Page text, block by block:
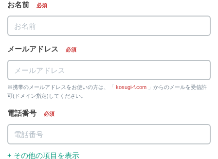
お名前 必須
メールアドレス 必須
※携帯のメールアドレスをお使いの方は、「 kosugi-f.com 」からのメールを受信許
可(ドメイン指定)してください。
電話番号 必須
+ その他の項目を表示